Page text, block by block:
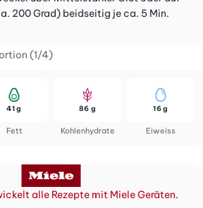
200 Grad) beidseitig je ca. 5 Min.
(1/4)
Fett
41 g
Kohlenhydrate
86 g
Eiweiss
16 g
alle Rezepte mit Miele Geräten.